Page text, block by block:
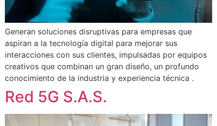
Generan soluciones disruptivas para empresas que
aspiran a la tecnología digital para mejorar sus
interacciones con sus clientes, impulsadas por equipos
creativos que combinan un gran diseño, un profundo
conocimiento de la industria y experiencia técnica .
Red 5G S.A.S.